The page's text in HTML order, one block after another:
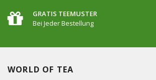
GRATIS TEEMUSTER
Bei Jeder Bestellung
WORLD OF TEA